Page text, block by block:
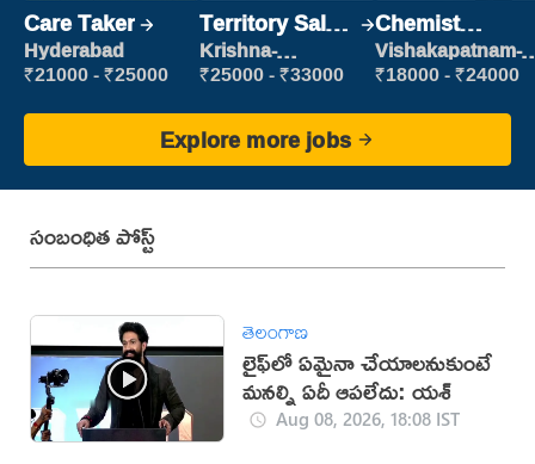
Care Taker
Hyderabad
₹21000 - ₹25000
Territory Sales
Manager
Krishna-
vijayawada
₹25000 - ₹33000
Chemist
Production
Executive
Vishakapatnam-
new
₹18000 - ₹24000
Explore more jobs
సంబంధిత పోస్ట్
తెలంగాణ
లైఫ్‌లో ఏమైనా చేయాలనుకుంటే
మనల్ని ఏదీ ఆపలేదు: యశ్
Aug 08, 2026, 18:08 IST